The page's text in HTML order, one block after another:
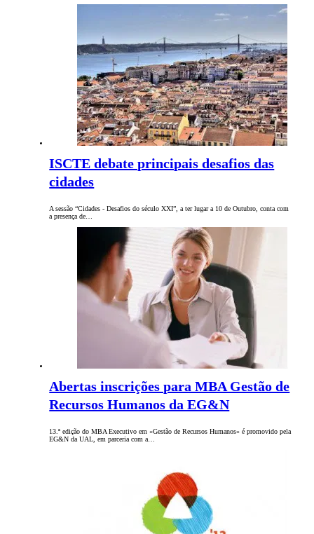
ISCTE debate principais desafios das
cidades
A sessão “Cidades - Desafios do século XXI”, a ter lugar a 10 de Outubro, conta com
a presença de…
Abertas inscrições para MBA Gestão de
Recursos Humanos da EG&N
13.ª edição do MBA Executivo em «Gestão de Recursos Humanos» é promovido pela
EG&N da UAL, em parceria com a…